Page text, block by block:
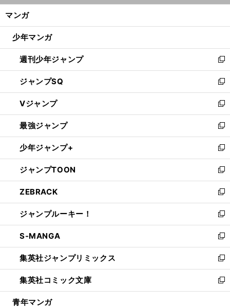
ン
ウ
開
く
マンガ
少年マンガ
週刊少年ジャンプ
新
し
い
ウ
ィ
ン
ド
ウ
で
開
く
ジャンプSQ
新
し
い
ウ
ィ
ン
ド
ウ
で
開
く
Vジャンプ
新
し
い
ウ
ィ
ン
ド
ウ
で
開
く
最強ジャンプ
新
し
い
ウ
ィ
ン
ド
ウ
で
開
く
少年ジャンプ+
新
し
い
ウ
ィ
ン
ド
ウ
で
開
く
ジャンプTOON
新
し
い
ウ
ィ
ン
ド
ウ
で
開
く
ZEBRACK
新
し
い
ウ
ィ
ン
ド
ウ
で
開
ジャンプルーキー！
新
し
い
ウ
ィ
ン
ド
ウ
S-MANGA
新
し
い
ウ
ィ
ン
集英社ジャンプリミックス
新
し
い
ウ
集英社コミック文庫
新
し
青年マンガ